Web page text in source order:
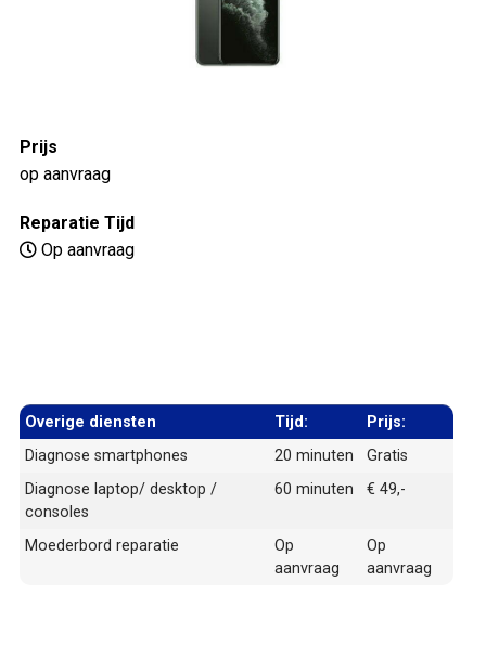
Prijs
op aanvraag
Reparatie Tijd
Op aanvraag
Overige diensten Tijd:
Prijs:
Diagnose smartphones
20 minuten
Gratis
Diagnose laptop/ desktop /
consoles
60 minuten € 49,-
Moederbord reparatie
Op
aanvraag
Op
aanvraag